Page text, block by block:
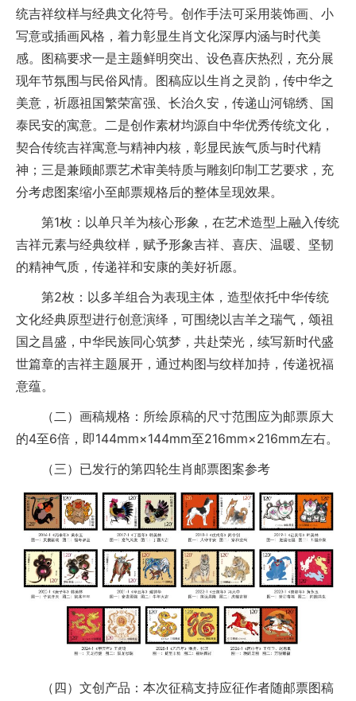
统吉祥纹样与经典文化符号。创作手法可采用装饰画、小
写意或插画风格，着力彰显生肖文化深厚内涵与时代美
感。图稿要求一是主题鲜明突出、设色喜庆热烈，充分展
现年节氛围与民俗风情。图稿应以生肖之灵韵，传中华之
美意，祈愿祖国繁荣富强、长治久安，传递山河锦绣、国
泰民安的寓意。二是创作素材均源自中华优秀传统文化，
契合传统吉祥寓意与精神内核，彰显民族气质与时代精
神；三是兼顾邮票艺术审美特质与雕刻印制工艺要求，充
分考虑图案缩小至邮票规格后的整体呈现效果。
第1枚：以单只羊为核心形象，在艺术造型上融入传统
吉祥元素与经典纹样，赋予形象吉祥、喜庆、温暖、坚韧
的精神气质，传递祥和安康的美好祈愿。
第2枚：以多羊组合为表现主体，造型依托中华传统
文化经典原型进行创意演绎，可围绕以吉羊之瑞气，颂祖
国之昌盛，中华民族同心筑梦，共赴荣光，续写新时代盛
世篇章的吉祥主题展开，通过构图与纹样加持，传递祝福
意蕴。
（二）画稿规格：所绘原稿的尺寸范围应为邮票原大
的4至6倍，即144mm×144mm至216mm×216mm左右。
（三）已发行的第四轮生肖邮票图案参考
（四）文创产品：本次征稿支持应征作者随邮票图稿